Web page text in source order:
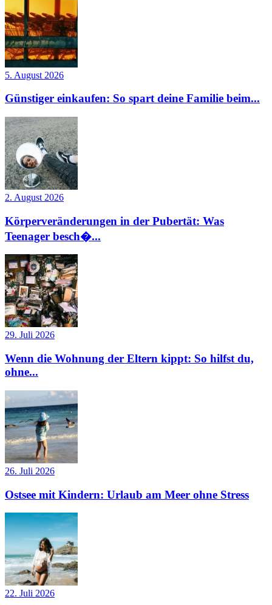
5. August 2026
Günstiger einkaufen: So spart deine Familie beim...
2. August 2026
Körperveränderungen in der Pubertät: Was
Teenager besch�...
29. Juli 2026
Wenn die Wohnung der Eltern kippt: So hilfst du,
ohne...
26. Juli 2026
Ostsee mit Kindern: Urlaub am Meer ohne Stress
22. Juli 2026